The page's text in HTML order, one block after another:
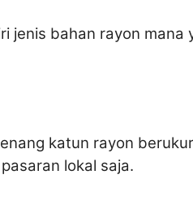
jenis bahan rayon mana
katun rayon
lokal saja.